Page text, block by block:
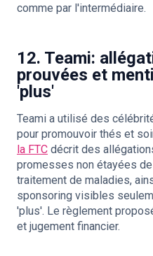
comme par l'intermédiaire.
12. Teami:
prouvées et
'plus'
Teami a utilisé des
pour promouvoir thés et
la FTC décrit des
promesses non étayées
traitement de maladies,
sponsoring visibles
'plus'. Le règlement
et jugement financier.